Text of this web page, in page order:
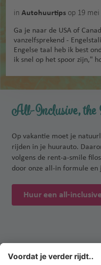
in Autohuurtips op 19
Ga je naar de USA of
vanzelfsprekend -
Engelse taal heb ik best
ik snel op het spoor zijn,"
All-Inclusive, the
Op vakantie moet je
rijden in je huurauto.
volgens de rent-a-smile
door onze all-in formule
Huur een all-